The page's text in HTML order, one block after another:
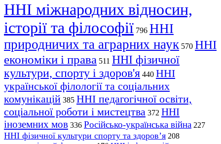
ННІ міжнародних відносин,
історії та філософії 796 ННІ
природничих та аграрних наук 570 ННІ
економіки і права 511 ННІ фізичної
культури, спорту і здоров'я 440 ННІ
української філології та соціальних
комунікацій 385 ННІ педагогічної освіти,
соціальної роботи і мистецтва 372 ННІ
іноземних мов 336 Російсько-українська війна 227
ННІ фізичної культури спорту та здоров’я 208